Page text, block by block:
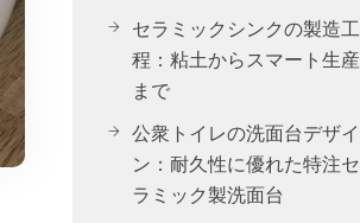
セラミックシンクの製造工
程：粘土からスマート生産
まで
公衆トイレの洗面台デザイ
ン：耐久性に優れた特注セ
ラミック製洗面台